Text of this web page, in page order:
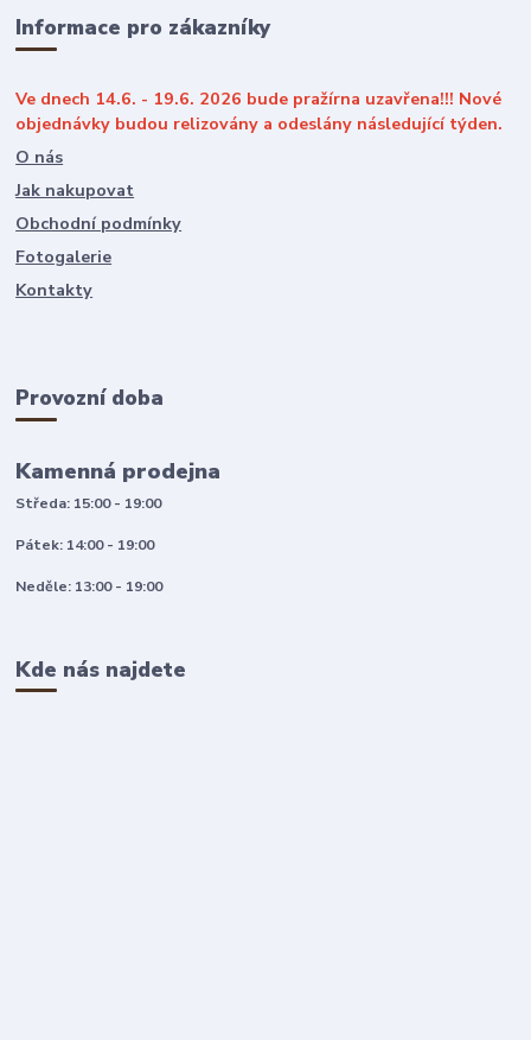
Informace pro zákazníky
Ve dnech 14.6. - 19.6. 2026 bude pražírna uzavřena!!! Nové
objednávky budou relizovány a odeslány následující týden.
O nás
Jak nakupovat
Obchodní podmínky
Fotogalerie
Kontakty
Provozní doba
Kamenná prodejna
Středa: 15:00 - 19:00
Pátek: 14:00 - 19:00
Neděle: 13:00 - 19:00
Kde nás najdete